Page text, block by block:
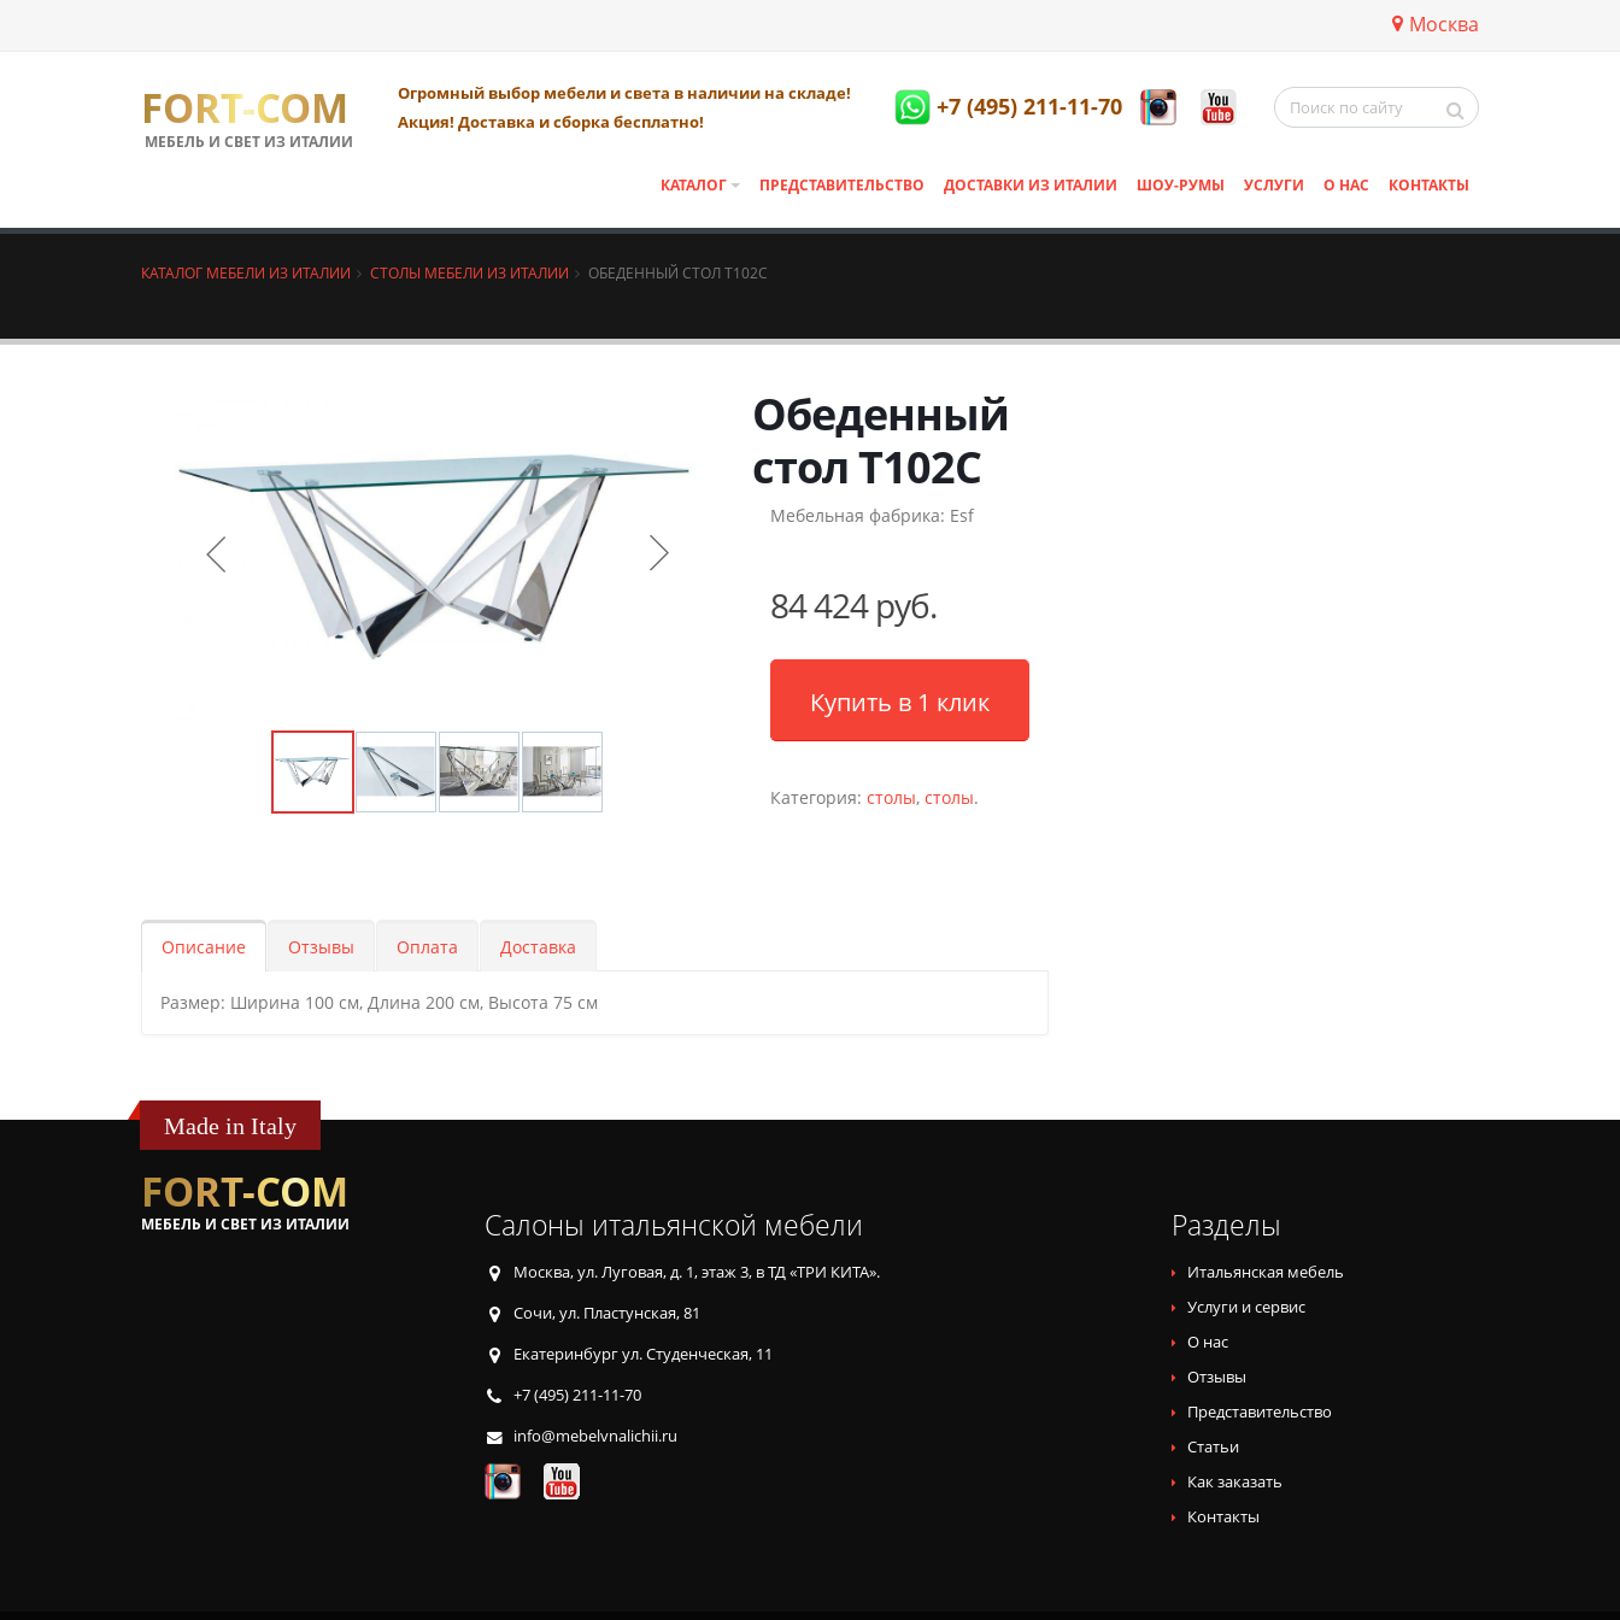
Москва
FORT-COM
МЕБЕЛЬ И СВЕТ ИЗ ИТАЛИИ
Огромный выбор мебели и света в наличии на складе!
Акция! Доставка и сборка бесплатно!
+7 (495) 211-11-70
КАТАЛОГ ПРЕДСТАВИТЕЛЬСТВО ДОСТАВКИ ИЗ ИТАЛИИ ШОУ-РУМЫ УСЛУГИ О НАС КОНТАКТЫ
КАТАЛОГ МЕБЕЛИ ИЗ ИТАЛИИ СТОЛЫ МЕБЕЛИ ИЗ ИТАЛИИ ОБЕДЕННЫЙ СТОЛ T102C
Обеденный
стол T102C
Мебельная фабрика: Esf
84 424 руб.
Купить в 1 клик
Категория: столы, столы.
Описание Отзывы Оплата Доставка
Размер: Ширина 100 см, Длина 200 см, Высота 75 см
Made in Italy
FORT-COM
МЕБЕЛЬ И СВЕТ ИЗ ИТАЛИИ Салоны итальянской мебели
Москва, ул. Луговая, д. 1, этаж 3, в ТД «ТРИ КИТА».
Сочи, ул. Пластунская, 81
Екатеринбург ул. Студенческая, 11
+7 (495) 211-11-70
info@mebelvnalichii.ru
Разделы
Итальянская мебель
Услуги и сервис
О нас
Отзывы
Представительство
Статьи
Как заказать
Контакты